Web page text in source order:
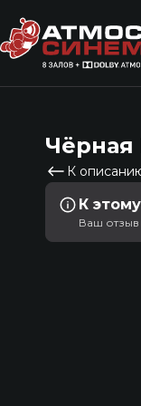
Чёрная
К
К
Ваш